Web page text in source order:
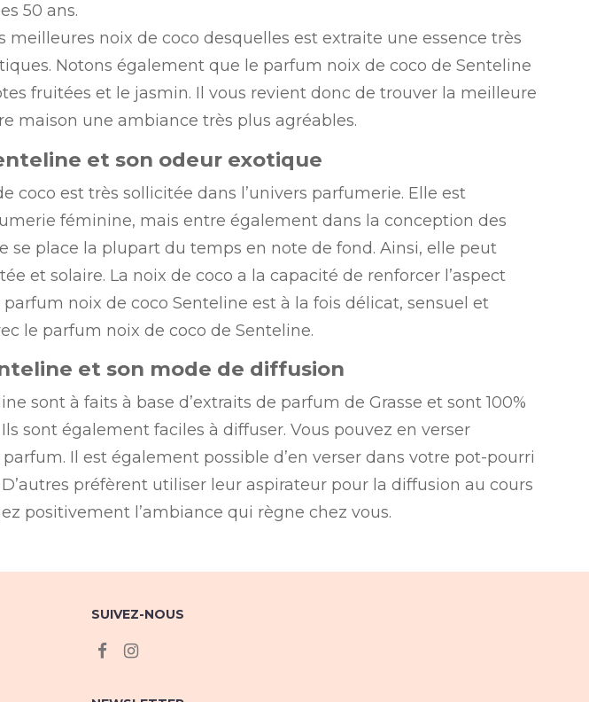
50 ans.
meilleures noix de coco desquelles est extraite une essence très
Notons également que le parfum noix de coco de Senteline
fruitées et le jasmin. Il vous revient donc de trouver la meilleure
maison une ambiance très plus agréables.
et son odeur exotique
coco est très sollicitée dans l’univers parfumerie. Elle est
féminine, mais entre également dans la conception des
se place la plupart du temps en note de fond. Ainsi, elle peut
et solaire. La noix de coco a la capacité de renforcer l’aspect
noix de coco Senteline est à la fois délicat, sensuel et
le parfum noix de coco de Senteline.
et son mode de diffusion
sont à faits à base d’extraits de parfum de Grasse et sont 100%
sont également faciles à diffuser. Vous pouvez en verser
Il est également possible d’en verser dans votre pot-pourri
préfèrent utiliser leur aspirateur pour la diffusion au cours
positivement l’ambiance qui règne chez vous.
SUIVEZ-NOUS